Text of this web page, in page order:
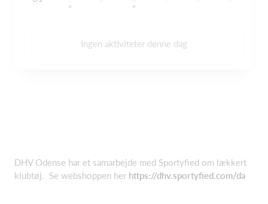
Ingen aktiviteter denne dag
DHV Odense har et samarbejde med Sportyfied om lækkert
klubtøj. Se webshoppen her https://dhv.sportyfied.com/da